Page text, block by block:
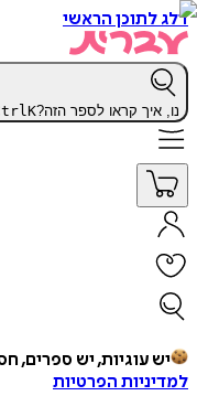
דלג לתוכן הראשי
נו, איך קראו לספר הזה?K
יש עוגיות, יש ספרים,
למדיניות הפרטיות